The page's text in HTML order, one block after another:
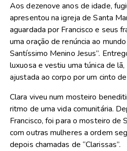
Aos dezenove anos de idade,
apresentou na igreja de Santa
aguardada por Francisco e seus
uma oração de renúncia ao
Santíssimo Menino Jesus”.
luxuosa e vestiu uma túnica de
ajustada ao corpo por um cinto
Clara viveu num mosteiro
ritmo de uma vida comunitária.
Francisco, foi para o mosteiro de
com outras mulheres a ordem
depois chamadas de “Clarissas”.